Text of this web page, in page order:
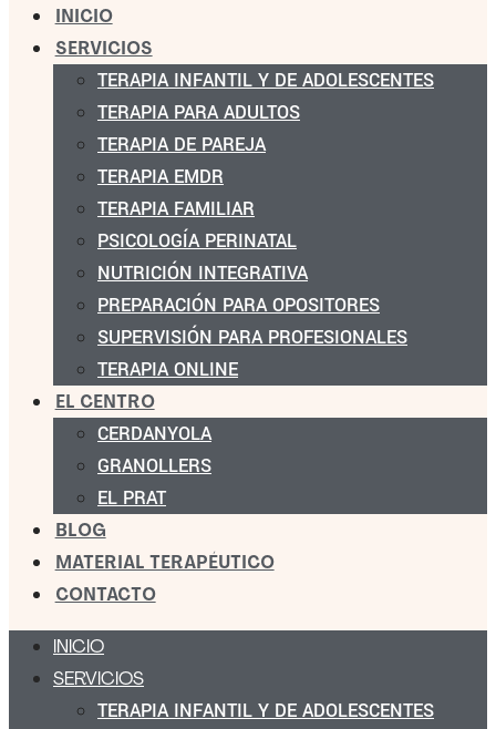
INICIO
SERVICIOS
TERAPIA INFANTIL Y DE ADOLESCENTES
TERAPIA PARA ADULTOS
TERAPIA DE PAREJA
TERAPIA EMDR
TERAPIA FAMILIAR
PSICOLOGÍA PERINATAL
NUTRICIÓN INTEGRATIVA
PREPARACIÓN PARA OPOSITORES
SUPERVISIÓN PARA PROFESIONALES
TERAPIA ONLINE
EL CENTRO
CERDANYOLA
GRANOLLERS
EL PRAT
BLOG
MATERIAL TERAPÉUTICO
CONTACTO
INICIO
SERVICIOS
TERAPIA INFANTIL Y DE ADOLESCENTES